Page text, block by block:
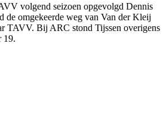
volgend seizoen opgevolgd Dennis
de omgekeerde weg van Van der Kleij
TAVV. Bij ARC stond Tijssen overigens
19.